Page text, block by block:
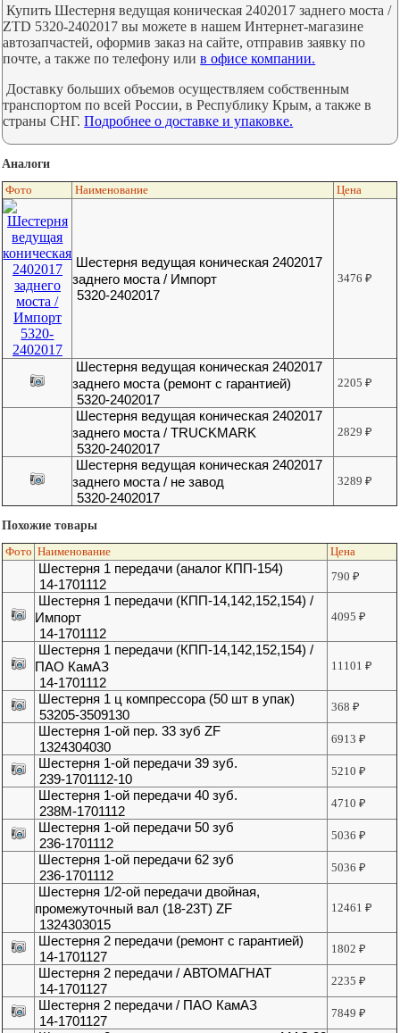
Купить Шестерня ведущая коническая 2402017 заднего моста /
ZTD 5320-2402017 вы можете в нашем Интернет-магазине
автозапчастей, оформив заказ на сайте, отправив заявку по
почте, а также по телефону илив офисе компании.
Доставку больших объемов осуществляем собственным
транспортом по всей России, в Республику Крым, а также в
страны СНГ.Подробнее о доставке и упаковке.
Аналоги
Фото Наименование Цена
Шестерня ведущая коническая 2402017
заднего моста / Импорт
5320-2402017
3476₽
Шестерня ведущая коническая 2402017
заднего моста (ремонт с гарантией)
5320-2402017
2205₽
Шестерня ведущая коническая 2402017
заднего моста / TRUCKMARK
5320-2402017
2829₽
Шестерня ведущая коническая 2402017
заднего моста / не завод
5320-2402017
3289₽
Похожие товары
Фото Наименование Цена
Шестерня 1 передачи (аналог КПП-154)
14-1701112
790₽
Шестерня 1 передачи (КПП-14,142,152,154) /
Импорт
14-1701112
4095₽
Шестерня 1 передачи (КПП-14,142,152,154) /
ПАО КамАЗ
14-1701112
11101₽
Шестерня 1 ц компрессора (50 шт в упак)
53205-3509130
368₽
Шестерня 1-ой пер. 33 зуб ZF
1324304030
6913₽
Шестерня 1-ой передачи 39 зуб.
239-1701112-10
5210₽
Шестерня 1-ой передачи 40 зуб.
238М-1701112
4710₽
Шестерня 1-ой передачи 50 зуб
236-1701112
5036₽
Шестерня 1-ой передачи 62 зуб
236-1701112
5036₽
Шестерня 1/2-ой передачи двойная,
промежуточный вал (18-23T) ZF
1324303015
12461₽
Шестерня 2 передачи (ремонт с гарантией)
14-1701127
1802₽
Шестерня 2 передачи / АВТОМАГНАТ
14-1701127
2235₽
Шестерня 2 передачи / ПАО КамАЗ
14-1701127
7849₽